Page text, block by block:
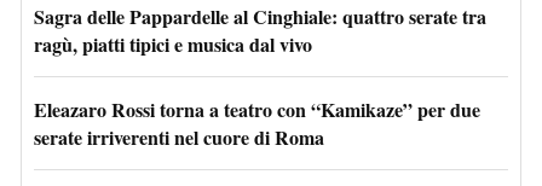
Sagra delle Pappardelle al Cinghiale: quattro serate tra
ragù, piatti tipici e musica dal vivo
Eleazaro Rossi torna a teatro con “Kamikaze” per due
serate irriverenti nel cuore di Roma